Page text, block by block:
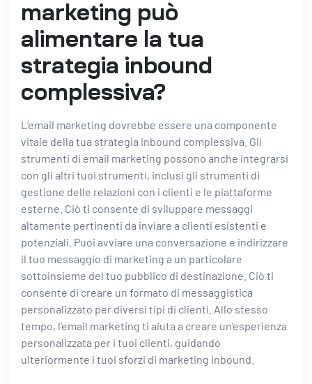
marketing può
alimentare la tua
strategia inbound
complessiva?
L’email marketing dovrebbe essere una componente
vitale della tua strategia inbound complessiva. Gli
strumenti di email marketing possono anche integrarsi
con gli altri tuoi strumenti, inclusi gli strumenti di
gestione delle relazioni con i clienti e le piattaforme
esterne. Ciò ti consente di sviluppare messaggi
altamente pertinenti da inviare a clienti esistenti e
potenziali. Puoi avviare una conversazione e indirizzare
il tuo messaggio di marketing a un particolare
sottoinsieme del tuo pubblico di destinazione. Ciò ti
consente di creare un formato di messaggistica
personalizzato per diversi tipi di clienti. Allo stesso
tempo, l’email marketing ti aiuta a creare un’esperienza
personalizzata per i tuoi clienti, guidando
ulteriormente i tuoi sforzi di marketing inbound.